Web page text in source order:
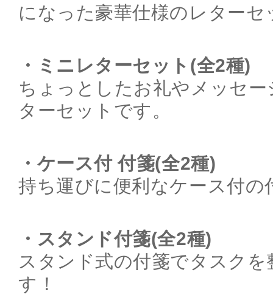
になった豪華仕様のレターセ
・ミニレターセット(全2種)
ちょっとしたお礼やメッセ
ターセットです。
・ケース付 付箋(全2種)
持ち運びに便利なケース付の
・スタンド付箋(全2種)
スタンド式の付箋でタスク
す！